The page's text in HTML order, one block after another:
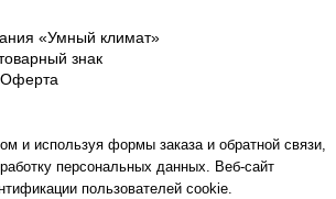
«Умный климат»
знак
Оферта
и используя формы заказа и обратной связи,
персональных данных. Веб-сайт
пользователей cookie.